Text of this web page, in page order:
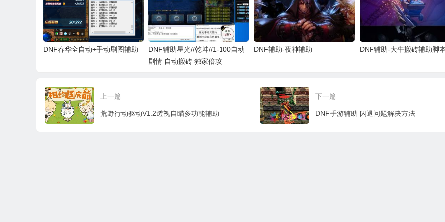
DNF春华全自动+手动刷图辅助
DNF辅助星光//乾坤//1-100自动
剧情 自动搬砖 独家倍攻
DNF辅助-夜神辅助 DNF辅助-大牛搬砖辅助脚
上一篇
荒野行动驱动V1.2透视自瞄多功能辅助
下一篇
DNF手游辅助 闪退问题解决方法